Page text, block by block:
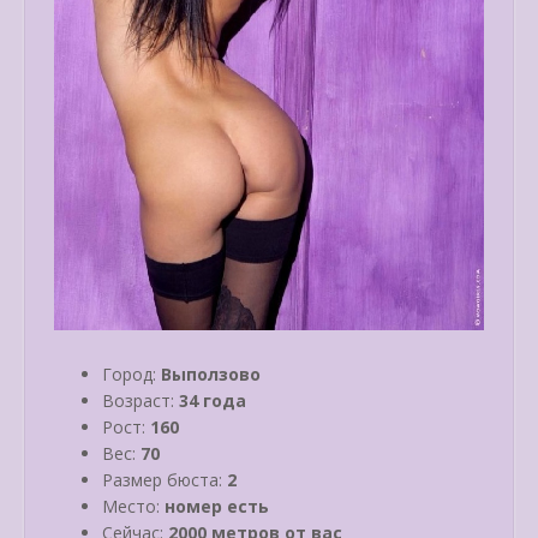
Город: Выползово
Возраст: 34 года
Рост: 160
Вес: 70
Размер бюста: 2
Место: номер есть
Сейчас: 2000 метров от вас